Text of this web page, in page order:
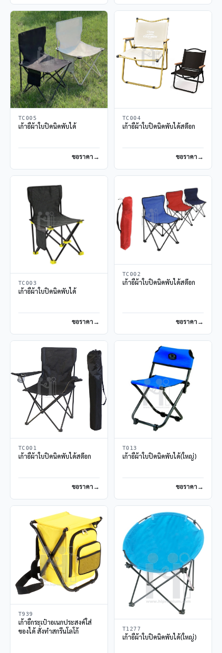
TC005
เก้าอี้ผ้าใบปิคนิคพับได้
ขอราคา
TC004
เก้าอี้ผ้าใบปิคนิคพับได้สต๊อก
ขอราคา
TC003
เก้าอี้ผ้าใบปิคนิคพับได้
ขอราคา
TC002
เก้าอี้ผ้าใบปิคนิคพับได้สต๊อก
ขอราคา
TC001
เก้าอี้ผ้าใบปิคนิคพับได้สต๊อก
ขอราคา
T013
เก้าอี้ผ้าใบปิคนิคพับได้(ใหญ่)
ขอราคา
T939
เก้าอี้กระเป๋าอเนกประสงค์ใส่
ของได้ สั่งทำสกรีนโลโก้
T1277
เก้าอี้ผ้าใบปิคนิคพับได้(ใหญ่)